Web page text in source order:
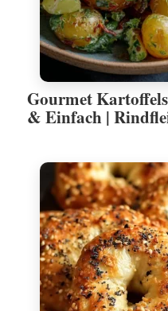
Gourmet
& Einfach |